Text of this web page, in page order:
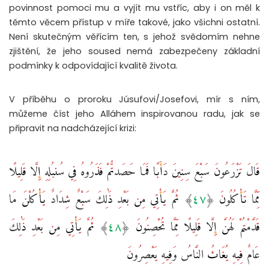
povinnost pomoci mu a vyjít mu vstříc, aby i on měl k
těmto věcem přístup v míře takové, jako všichni ostatní.
Není skutečným věřícím ten, s jehož svědomím nehne
zjištění, že jeho soused nemá zabezpečeny základní
podmínky k odpovídající kvalitě života.
V příběhu o proroku Júsufovi/Josefovi, mír s ním,
můžeme číst jeho Alláhem inspirovanou radu, jak se
připravit na nadcházející krizi:
قَالَ تَزْرَعُونَ سَبْعَ سِنِينَ دَأَبًا فَمَا حَصَدتُّمْ فَذَرُوهُ فِي سُنبُلِهِ إِلَّا قَلِيلًا
مِّمَّا تَأْكُلُونَ ‎﴿٤٧﴾‏ ثُمَّ يَأْتِي مِن بَعْدِ ذَٰلِكَ سَبْعٌ شِدَادٌ يَأْكُلْنَ مَا
قَدَّمْتُمْ لَهُنَّ إِلَّا قَلِيلًا مِّمَّا تُحْصِنُونَ ‎﴿٤٨﴾‏ ثُمَّ يَأْتِي مِن بَعْدِ ذَٰلِكَ
عَامٌ فِيهِ يُغَاثُ النَّاسُ وَفِيهِ يَعْصِرُونَ